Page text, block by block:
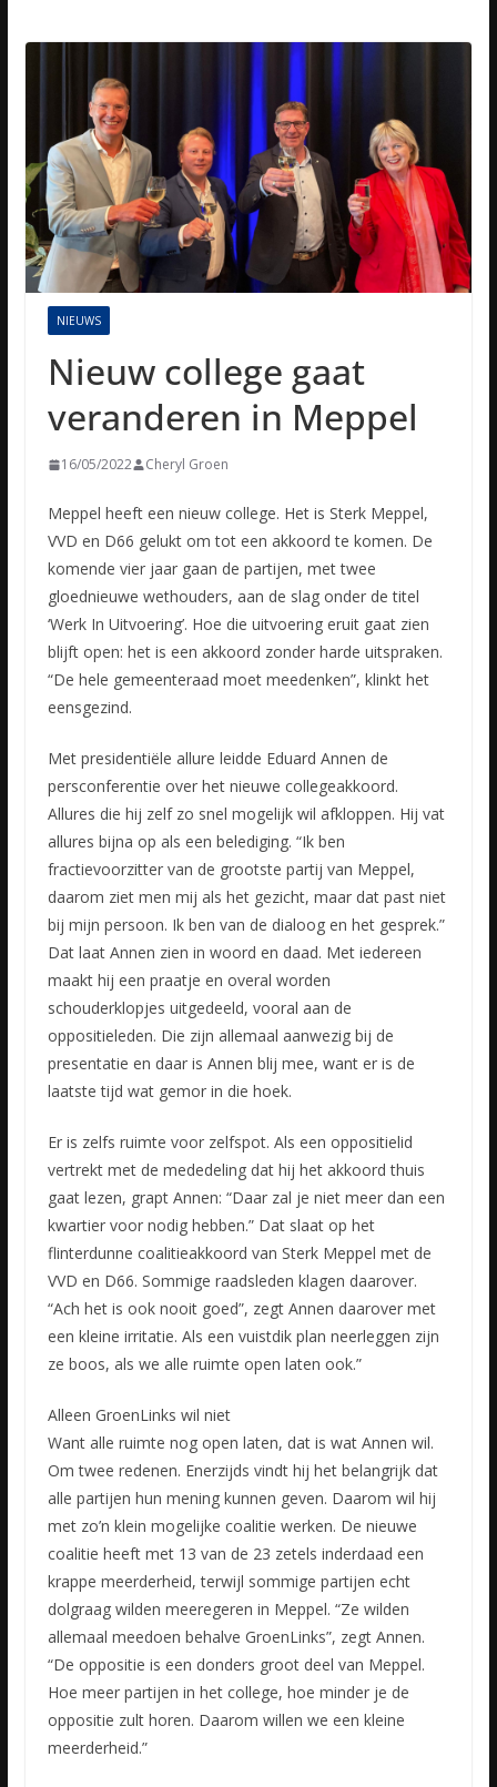
NIEUWS
Nieuw college gaat
veranderen in Meppel
16/05/2022 Cheryl Groen
Meppel heeft een nieuw college. Het is Sterk Meppel,
VVD en D66 gelukt om tot een akkoord te komen. De
komende vier jaar gaan de partijen, met twee
gloednieuwe wethouders, aan de slag onder de titel
‘WerkIn Uitvoering’. Hoe die uitvoering eruit gaat zien
blijft open: het is een akkoord zonder harde uitspraken.
“De hele gemeenteraad moet meedenken”, klinkt het
eensgezind.
Met presidentiële allure leidde Eduard Annen de
persconferentie over het nieuwe collegeakkoord.
Allures die hij zelf zo snel mogelijk wil afkloppen. Hij vat
allures bijna op als een belediging. “Ik ben
fractievoorzitter van de grootste partij van Meppel,
daarom ziet men mij als het gezicht, maar dat past niet
bij mijn persoon. Ik ben van de dialoog en het gesprek.”
Dat laat Annen zien in woord en daad. Met iedereen
maakt hij een praatje en overal worden
schouderklopjes uitgedeeld, vooral aan de
oppositieleden. Die zijn allemaal aanwezig bij de
presentatie en daar is Annen blij mee, want er is de
laatste tijd wat gemor in die hoek.
Er is zelfs ruimte voor zelfspot. Als een oppositielid
vertrekt met de mededeling dat hij het akkoord thuis
gaat lezen, grapt Annen: “Daar zal je niet meer dan een
kwartier voor nodig hebben.” Dat slaat op het
flinterdunne coalitieakkoord van Sterk Meppel met de
VVD en D66. Sommige raadsleden klagen daarover.
“Ach het is ook nooit goed”, zegt Annen daarover met
een kleine irritatie. Als een vuistdik plan neerleggen zijn
ze boos, als we alle ruimte open laten ook.”
Alleen GroenLinks wil niet
Want alle ruimte nog open laten, dat is wat Annen wil.
Om twee redenen. Enerzijds vindt hij het belangrijk dat
alle partijen hun mening kunnen geven. Daarom wil hij
met zo’n klein mogelijke coalitie werken. De nieuwe
coalitie heeft met 13 van de 23 zetels inderdaad een
krappe meerderheid, terwijl sommige partijen echt
dolgraag wilden meeregeren in Meppel. “Ze wilden
allemaal meedoen behalve GroenLinks”, zegt Annen.
“De oppositie is een donders groot deel van Meppel.
Hoe meer partijen in het college, hoe minder je de
oppositie zult horen. Daarom willen we een kleine
meerderheid.”